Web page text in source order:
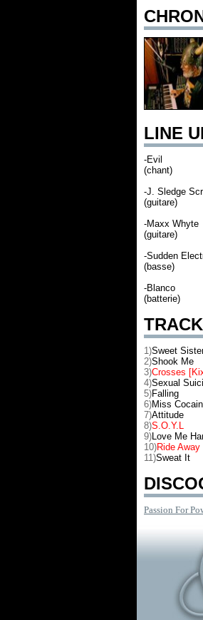
LINE
-Evil
(chant)
-J. Sledge
(guitare)
-Maxx Whyte
(guitare)
-Sudden
(basse)
-Blanco
(batterie)
1)Sweet
2)Shook Me
3)Crosses
4)Sexual
5)Falling
6)Miss
7)Attitude
8)S.O.Y.L
9)Love Me
10)Ride Away
11)Sweat It
Passion For